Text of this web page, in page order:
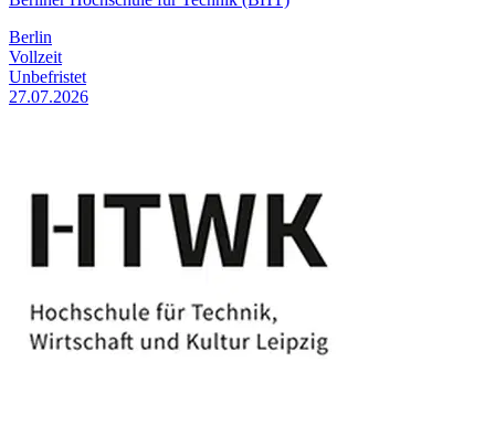
Berlin
Vollzeit
Unbefristet
27.07.2026